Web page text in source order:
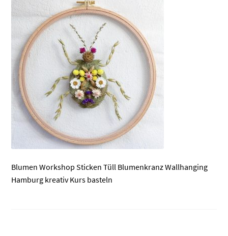
Blumen Workshop Sticken Tüll Blumenkranz Wallhanging
Hamburg kreativ Kurs basteln